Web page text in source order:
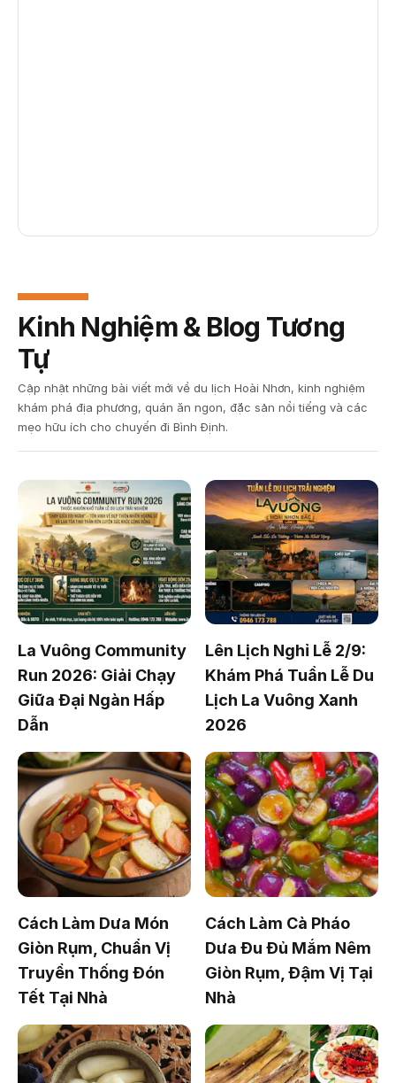
Kinh Nghiệm & Blog Tương
Tự
Cập nhật những bài viết mới về du lịch Hoài Nhơn, kinh nghiệm
khám phá địa phương, quán ăn ngon, đặc sản nổi tiếng và các
mẹo hữu ích cho chuyến đi Bình Định.
La Vuông Community
Run 2026: Giải Chạy
Giữa Đại Ngàn Hấp
Dẫn
Lên Lịch Nghỉ Lễ 2/9:
Khám Phá Tuần Lễ Du
Lịch La Vuông Xanh
2026
Cách Làm Dưa Món
Giòn Rụm, Chuẩn Vị
Truyền Thống Đón
Tết Tại Nhà
Cách Làm Cà Pháo
Dưa Đu Đủ Mắm Nêm
Giòn Rụm, Đậm Vị Tại
Nhà